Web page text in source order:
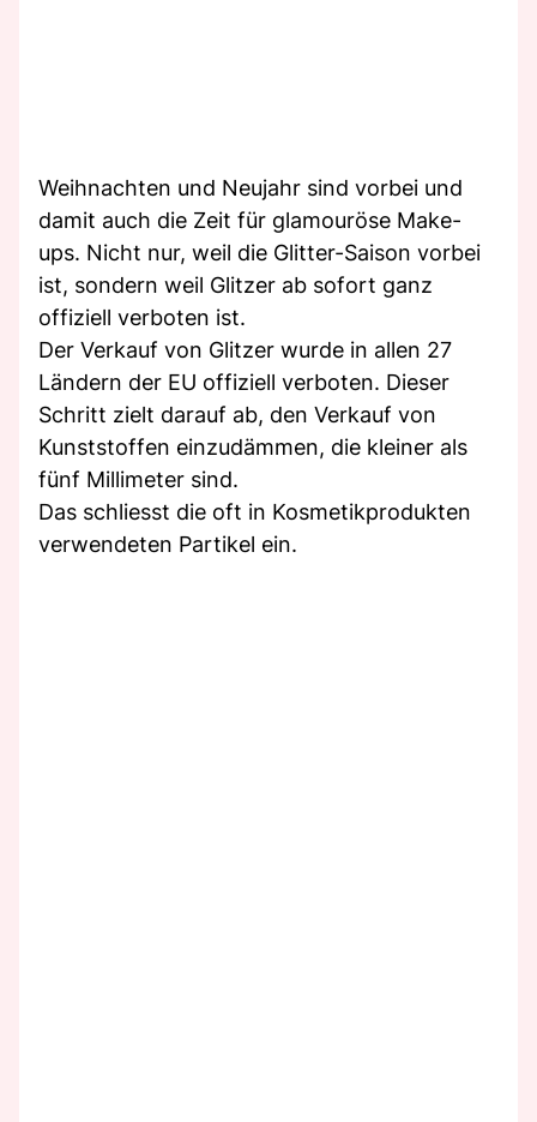
Weihnachten und Neujahr sind vorbei und
damit auch die Zeit für glamouröse Make-
ups. Nicht nur, weil die Glitter-Saison vorbei
ist, sondern weil Glitzer ab sofort ganz
offiziell verboten ist.
Der Verkauf von Glitzer wurde in allen 27
Ländern der EU offiziell verboten. Dieser
Schritt zielt darauf ab, den Verkauf von
Kunststoffen einzudämmen, die kleiner als
fünf Millimeter sind.
Das schliesst die oft in Kosmetikprodukten
verwendeten Partikel ein.